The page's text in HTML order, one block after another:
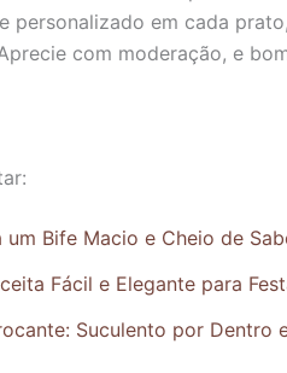
personalizado em cada
com moderação, e
Bife Macio e Cheio de
Fácil e Elegante para
Suculento por Dentro